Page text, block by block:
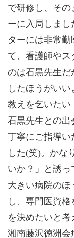
で研修し、その
ーに入局しま
ターには非常
て、看護師や
のは石黒先生だ
したほうがい
教えを乞いた
石黒先生との出
丁寧にご指導い
した(笑)。かな
いか？」と誘
大きい病院の
し、専門医資
を決めたいと考
湘南藤沢徳洲会